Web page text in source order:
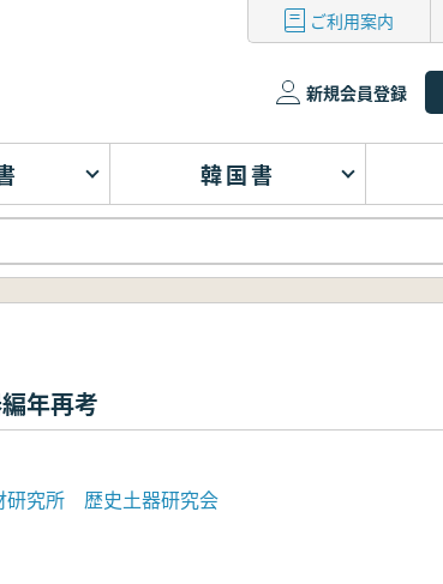
ご利用案内
新規会員登録
韓国書
年再考
研究所 歴史土器研究会